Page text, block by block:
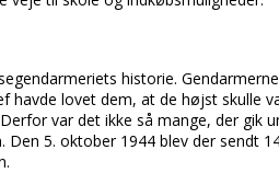
historie.
havde lovet dem, at de højst skulle
var det ikke så mange, der gik
5. oktober 1944 blev der sendt